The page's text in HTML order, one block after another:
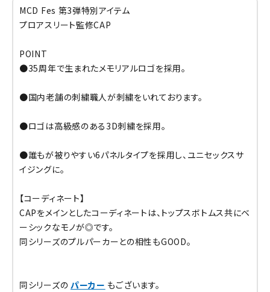
MCD Fes 第3弾特別アイテム
プロアスリート監修CAP
POINT
●35周年で生まれたメモリアルロゴを採用。
●国内老舗の刺繍職人が刺繍をいれております。
●ロゴは高級感のある3D刺繍を採用。
●誰もが被りやすい6パネルタイプを採用し、ユニセックスサ
イジングに。
【コーディネート】
CAPをメインとしたコーディネートは、トップスボトムス共にベ
ーシックなモノが◎です。
同シリーズのプルパーカーとの相性もGOOD。
同シリーズの パーカー もございます。